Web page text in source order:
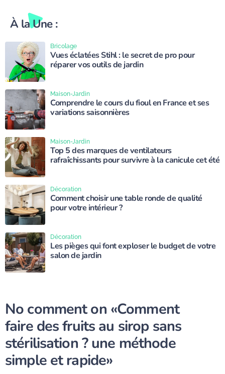
À la Une :
Vues éclatées Stihl : le secret de pro pour
réparer vos outils de jardin
Bricolage
Comprendre le cours du fioul en France et ses
variations saisonnières
Maison-Jardin
Top 5 des marques de ventilateurs
rafraîchissants pour survivre à la canicule cet été
Maison-Jardin
Comment choisir une table ronde de qualité
pour votre intérieur ?
Décoration
Les pièges qui font exploser le budget de votre
salon de jardin
Décoration
No comment on «Comment
faire des fruits au sirop sans
stérilisation ? une méthode
simple et rapide»